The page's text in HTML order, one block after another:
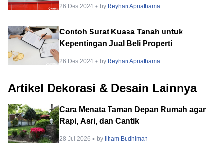
26 Des 2024 by Reyhan Apriathama
Contoh Surat Kuasa Tanah untuk
Kepentingan Jual Beli Properti
26 Des 2024 by Reyhan Apriathama
Artikel Dekorasi & Desain Lainnya
Cara Menata Taman Depan Rumah agar
Rapi, Asri, dan Cantik
28 Jul 2026 by Ilham Budhiman